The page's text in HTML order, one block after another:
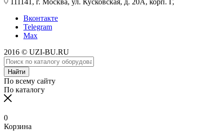
Вконтакте
Telegram
Max
2016 © UZI-BU.RU
Найти
По всему сайту
По каталогу
0
Корзина